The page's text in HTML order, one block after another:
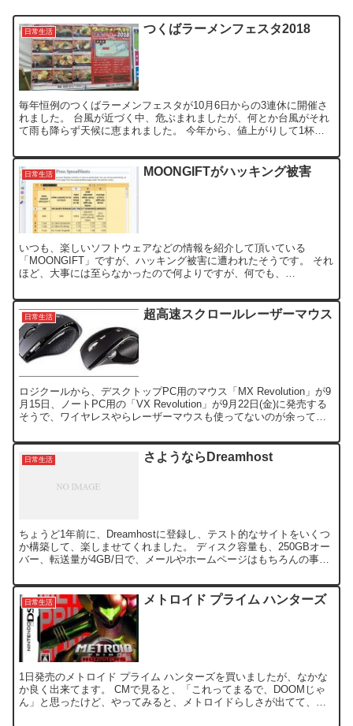
日常生活 つくばラーメンフェスタ2018
毎年恒例のつくばラーメンフェスタが10月6日からの3連休に開催さ
れました。 台風が近づく中、危ぶまれましたが、何とか台風がそれ
て雨も降らず天候に恵まれました。 今年から、値上がりして1杯が
日常生活 MOONGIFTがハッキング被害
いつも、楽しいソフトウェアなどの情報を紹介して頂いている
「MOONGIFT」ですが、ハッキング被害に遭われたそうです。 それ
ほど、大事には至らなかったので何よりですが、何でも、
日常生活 超高速スクロールレーザーマウス
ロジクールから、デスクトップPC用のマウス「MX Revolution」が9
月15日、ノートPC用の「VX Revolution」が9月22日(金)に発売する
そうで、ワイヤレスやらレーザーマウスも使ってないのが余ってい
日常生活 さようならDreamhost
ちょうど1年前に、Dreamhostに登録し、テスト的なサイトをいくつ
か構築して、楽しませてくれました。 ディスク容量も、250GBオー
バー、転送量が4GB/日で、メールやホームページはもちろんの事
日常生活 メトロイド プライム ハンターズ
1日発売のメトロイド プライム ハンターズを買いましたが、なかな
か良く出来てます。 CMで見ると、「これってまるで、DOOMじゃ
ん」と思ったけど、やってみると、メトロイドらしさが出てて、面